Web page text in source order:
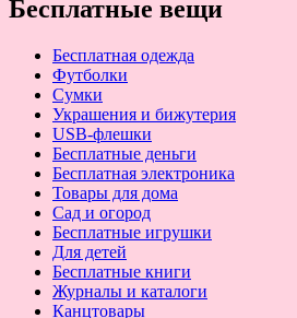
Бесплатные вещи
Бесплатная одежда
Футболки
Сумки
Украшения и бижутерия
USB-флешки
Бесплатные деньги
Бесплатная электроника
Товары для дома
Сад и огород
Бесплатные игрушки
Для детей
Бесплатные книги
Журналы и каталоги
Канцтовары